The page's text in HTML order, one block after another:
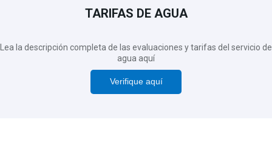
TARIFAS DE AGUA
Lea la descripción completa de las evaluaciones y tarifas del servicio de
agua aquí
Verifique aquí